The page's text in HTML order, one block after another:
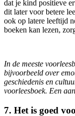
dat je kind positieve
dit later voor betere
ook op latere leeftijd
boeken kan lezen,
In de meeste
bijvoorbeeld over
geschiedenis en
voorleesboek. Een
7. Het is goed